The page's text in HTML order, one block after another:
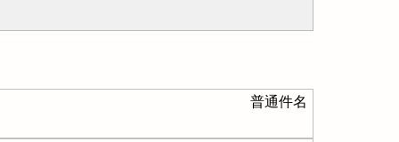
普通件名